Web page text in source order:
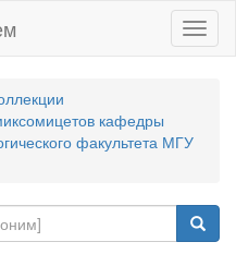
кафедры
факультета МГУ